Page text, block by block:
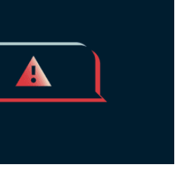
いてのよくある質問